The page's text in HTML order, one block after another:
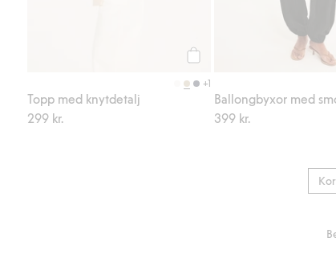
+1
Topp med knytdetalj
299 kr.
Ballongbyxor med
399 kr.